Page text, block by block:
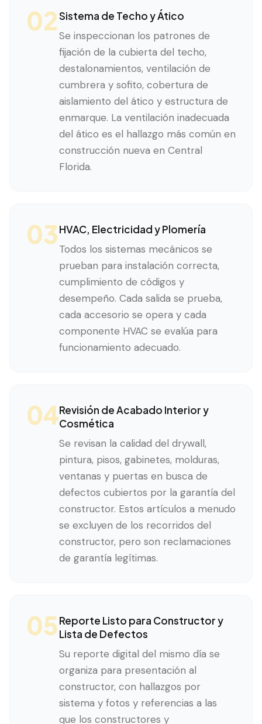
02Sistema de Techo y Ático
Se inspeccionan los patrones de
fijación de la cubierta del techo,
destalonamientos, ventilación de
cumbrera y sofito, cobertura de
aislamiento del ático y estructura de
enmarque. La ventilación inadecuada
del ático es el hallazgo más común en
construcción nueva en Central
Florida.
03HVAC, Electricidad y Plomería
Todos los sistemas mecánicos se
prueban para instalación correcta,
cumplimiento de códigos y
desempeño. Cada salida se prueba,
cada accesorio se opera y cada
componente HVAC se evalúa para
funcionamiento adecuado.
04Revisión de Acabado Interior y
Cosmética
Se revisan la calidad del drywall,
pintura, pisos, gabinetes, molduras,
ventanas y puertas en busca de
defectos cubiertos por la garantía del
constructor. Estos artículos a menudo
se excluyen de los recorridos del
constructor, pero son reclamaciones
de garantía legítimas.
05Reporte Listo para Constructor y
Lista de Defectos
Su reporte digital del mismo día se
organiza para presentación al
constructor, con hallazgos por
sistema y fotos y referencias a las
que los constructores y